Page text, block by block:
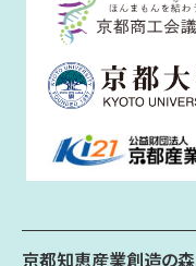
京都知恵産業創造の森